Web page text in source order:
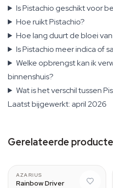
Is Pistachio geschikt voor
Hoe ruikt Pistachio?
Hoe lang duurt de bloei
Is Pistachio meer indica of
Welke opbrengst kan ik
binnenshuis?
Wat is het verschil tussen
Laatst bijgewerkt: april 2026
Gerelateerde
AZARIUS
Rainbow Driver